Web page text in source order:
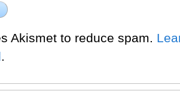
Akismet to reduce spam.
.